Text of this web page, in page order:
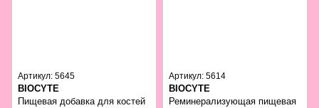
Артикул: 5645
BIOCYTE
Пищевая добавка для костей
Артикул: 5614
BIOCYTE
Реминерализующая пищевая